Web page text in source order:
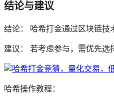
结论与建议
结论： 哈希打金通过区块链技
建议： 若考虑参与，需优先选
哈希操作教程：